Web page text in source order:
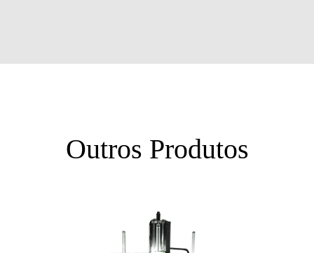
Outros Produtos